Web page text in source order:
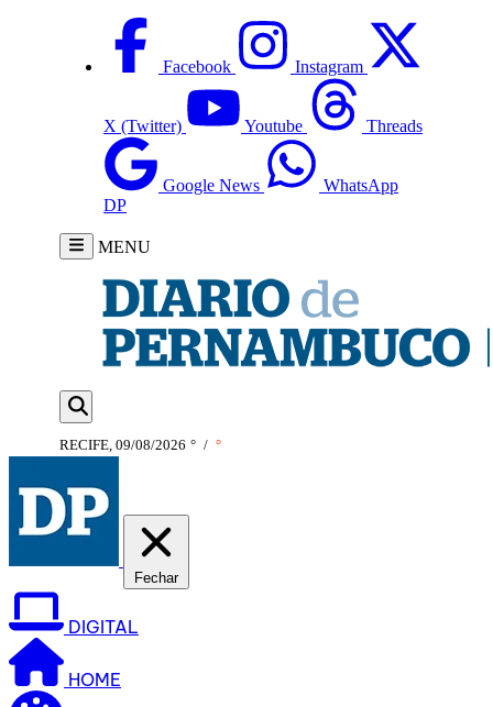
Facebook Instagram
X (Twitter) Youtube Threads
Google News
WhatsApp
DP
MENU
RECIFE, 09/08/2026 ° / °
Fechar
DIGITAL
HOME